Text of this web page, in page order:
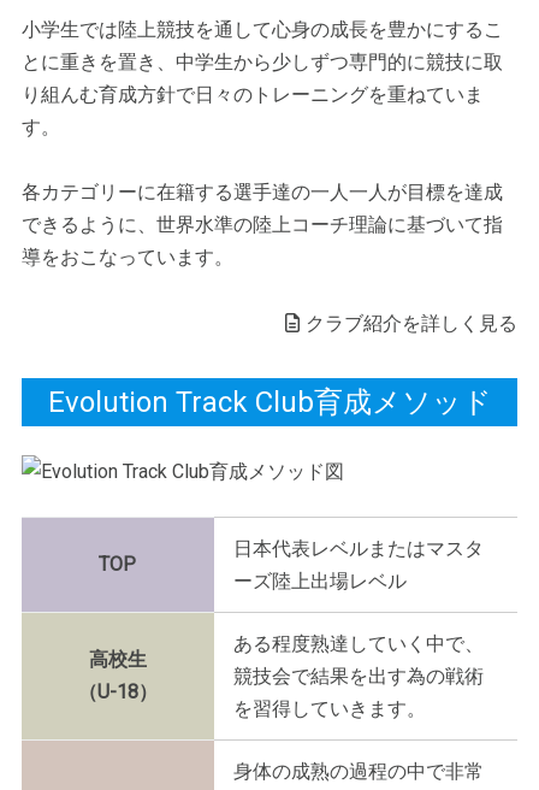
小学生では陸上競技を通して心身の成長を豊かにするこ
とに重きを置き、中学生から少しずつ専門的に競技に取
り組んむ育成方針で日々のトレーニングを重ねていま
す。
各カテゴリーに在籍する選手達の一人一人が目標を達成
できるように、世界水準の陸上コーチ理論に基づいて指
導をおこなっています。
クラブ紹介を詳しく見る
Evolution Track Club育成メソッド
TOP
日本代表レベルまたはマスタ
ーズ陸上出場レベル
高校生
（U-18）
ある程度熟達していく中で、
競技会で結果を出す為の戦術
を習得していきます。
身体の成熟の過程の中で非常